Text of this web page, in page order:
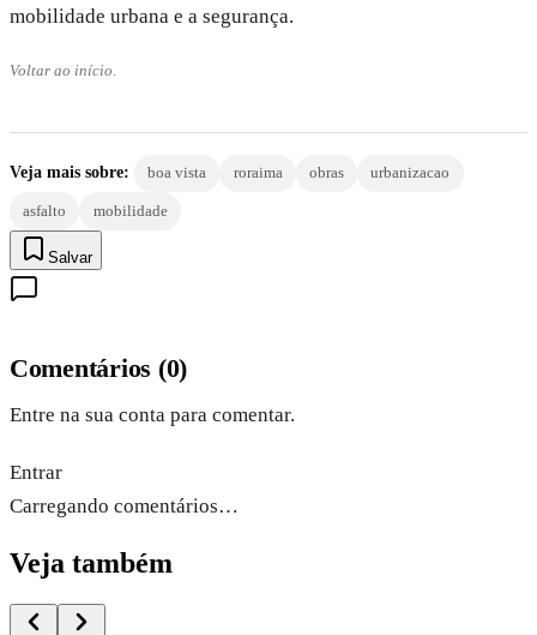
mobilidade urbana e a segurança.
Voltar ao início.
Veja mais sobre: boa vista roraima obras urbanizacao
asfalto mobilidade
Salvar
Comentários (0)
Entre na sua conta para comentar.
Entrar
Carregando comentários…
Veja também